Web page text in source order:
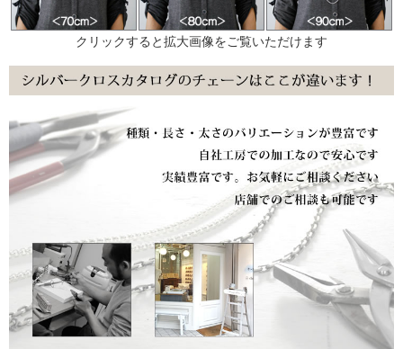
クリックすると拡大画像をご覧いただけます